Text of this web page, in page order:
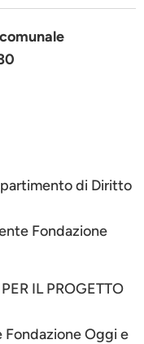
di Diritto
Fondazione
IL PROGETTO
Oggi e